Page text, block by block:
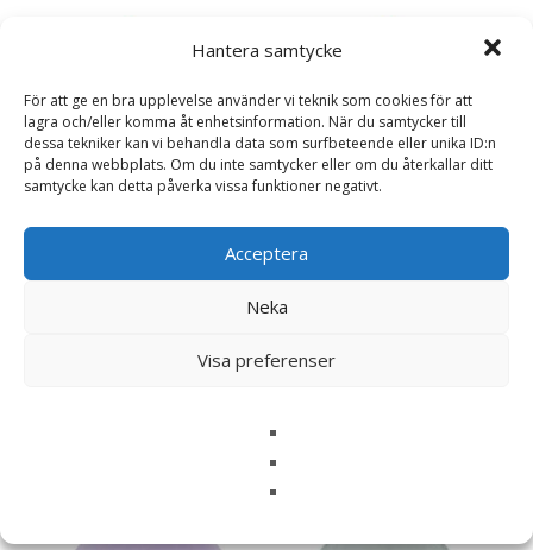
Hantera samtycke
För att ge en bra upplevelse använder vi teknik som cookies för att
lagra och/eller komma åt enhetsinformation. När du samtycker till
dessa tekniker kan vi behandla data som surfbeteende eller unika ID:n
på denna webbplats. Om du inte samtycker eller om du återkallar ditt
samtycke kan detta påverka vissa funktioner negativt.
Acceptera
Neka
Visa preferenser
Squishmallows Melrose the
259
Läs mera & köp